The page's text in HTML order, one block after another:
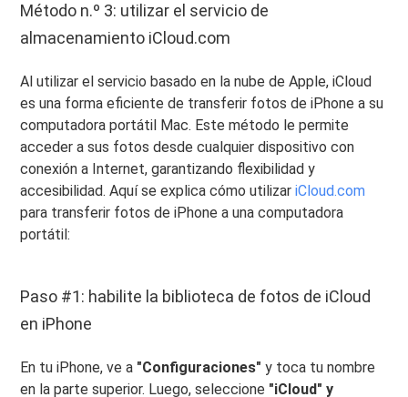
Método n.º 3: utilizar el servicio de
almacenamiento iCloud.com
Al utilizar el servicio basado en la nube de Apple, iCloud
es una forma eficiente de transferir fotos de iPhone a su
computadora portátil Mac. Este método le permite
acceder a sus fotos desde cualquier dispositivo con
conexión a Internet, garantizando flexibilidad y
accesibilidad. Aquí se explica cómo utilizariCloud.com
para transferir fotos de iPhone a una computadora
portátil:
Paso #1: habilite la biblioteca de fotos de iCloud
en iPhone
En tu iPhone, ve a "Configuraciones" y toca tu nombre
en la parte superior. Luego, seleccione "iCloud" y